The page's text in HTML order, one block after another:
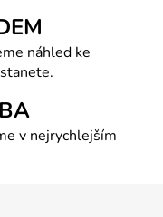
náhled ke
v nejrychlejším